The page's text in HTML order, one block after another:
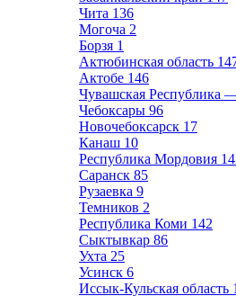
Чита 136
Могоча 2
Борзя 1
Актюбинская область
Актобе 146
Чувашская Республика
Чебоксары 96
Новочебоксарск 17
Канаш 10
Республика Мордовия
Саранск 85
Рузаевка 9
Темников 2
Республика Коми 142
Сыктывкар 86
Ухта 25
Усинск 6
Иссык-Кульская область